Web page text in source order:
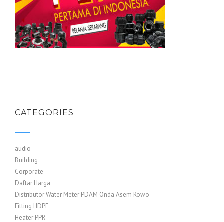
CATEGORIES
audio
Building
Corporate
Daftar Harga
Distributor Water Meter PDAM Onda Asem Rowo
Fitting HDPE
Heater PPR